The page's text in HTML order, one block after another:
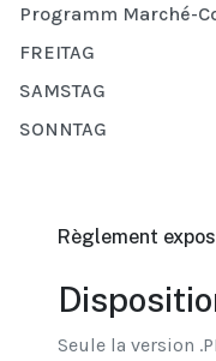
Programm Marché-
FREITAG
SAMSTAG
SONNTAG
Règlement
Seule la version